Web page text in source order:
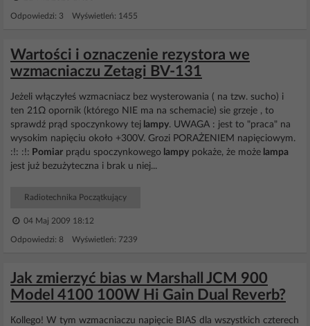
Odpowiedzi: 3 Wyświetleń: 1455
Wartości i oznaczenie rezystora we
wzmacniaczu Zetagi BV-131
Jeżeli włączyłeś wzmacniacz bez wysterowania ( na tzw. sucho) i
ten 21Ω opornik (którego NIE ma na schemacie) sie grzeje , to
sprawdź prąd spoczynkowy tej lampy. UWAGA : jest to "praca" na
wysokim napięciu około +300V. Grozi PORAŻENIEM napięciowym.
:!: :!: Pomiar prądu spoczynkowego lampy pokaże, że może lampa
jest już bezużyteczna i brak u niej...
Radiotechnika Początkujący
04 Maj 2009 18:12
Odpowiedzi: 8 Wyświetleń: 7239
Jak zmierzyć bias w Marshall JCM 900
Model 4100 100W Hi Gain Dual Reverb?
Кollego! W tym wzmacniaczu napięcie BIAS dla wszystkich czterech